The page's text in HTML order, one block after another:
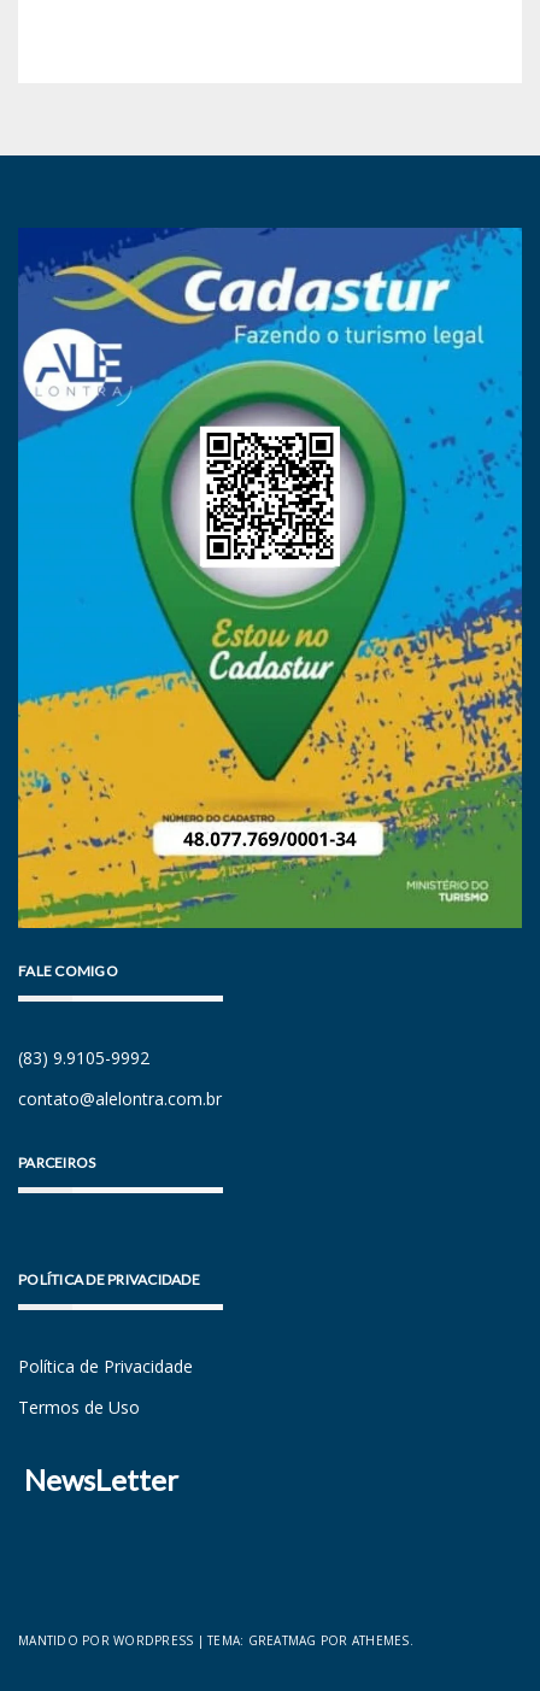
FALE COMIGO
(83) 9.9105-9992
contato@alelontra.com.br
PARCEIROS
POLÍTICA DE PRIVACIDADE
Política de Privacidade
Termos de Uso
NewsLetter
MANTIDO POR WORDPRESS |TEMA: GREATMAG POR ATHEMES.